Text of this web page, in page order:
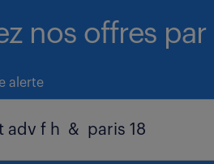
nos offres par
alerte